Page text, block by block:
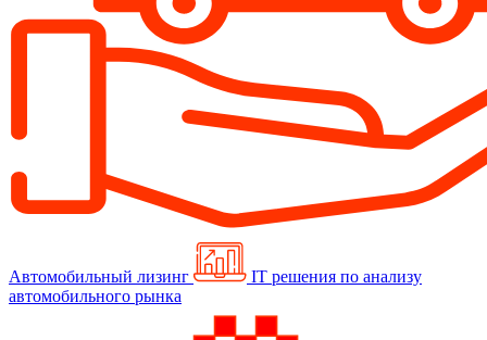
Автомобильный лизинг
IT решения по анализу
автомобильного рынка